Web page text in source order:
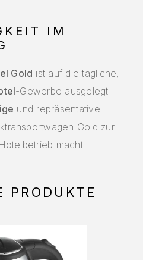
IM
Gold ist auf die tägliche,
-Gewerbe ausgelegt
und repräsentative
Gold zur
macht.
PRODUKTE